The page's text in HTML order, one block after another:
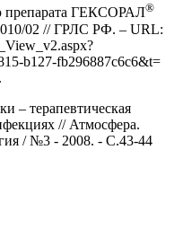
препарата ГЕКСОРАЛ®
02 // ГРЛС РФ. – URL:
b127-fb296887c6c6&t=
– терапевтическая
// Атмосфера.
/ №3 - 2008. - С.43-44